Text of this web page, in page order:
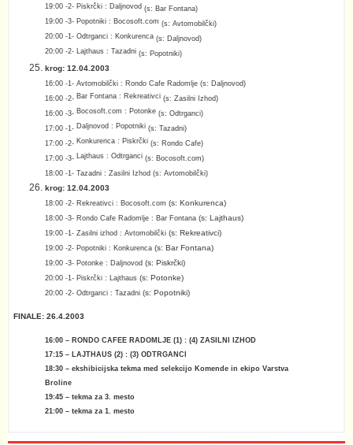
19:00 -2- Piskrčki : Daljnovod (s: Bar Fontana)
19:00 -3- Popotniki : Bocosoft.com (s: Avtomobilčki)
20:00 -1- Odtrganci : Konkurenca (s: Daljnovod)
20:00 -2- Lajthaus : Tazadni (s: Popotniki)
krog: 12.04.2003
16:00 -1- Avtomobilčki : Rondo Cafe Radomlje (s: Daljnovod)
16:00 -2- Bar Fontana : Rekreativci (s: Zasilni Izhod)
16:00 -3- Bocosoft.com : Potonke (s: Odtrganci)
17:00 -1- Daljnovod : Popotniki (s: Tazadni)
17:00 -2- Konkurenca : Piskrčki (s: Rondo Cafe)
17:00 -3- Lajthaus : Odtrganci (s: Bocosoft.com)
18:00 -1- Tazadni : Zasilni Izhod (s: Avtomobilčki)
krog: 12.04.2003
18:00 -2- Rekreativci : Bocosoft.com (s: Konkurenca)
18:00 -3- Rondo Cafe Radomlje : Bar Fontana (s: Lajthaus)
19:00 -1- Zasilni izhod : Avtomobilčki (s: Rekreativci)
19:00 -2- Popotniki : Konkurenca (s: Bar Fontana)
19:00 -3- Potonke : Daljnovod (s: Piskrčki)
20:00 -1- Piskrčki : Lajthaus (s: Potonke)
20:00 -2- Odtrganci : Tazadni (s: Popotniki)
FINALE: 26.4.2003
16:00 – RONDO CAFEE RADOMLJE (1) : (4) ZASILNI IZHOD
17:15 – LAJTHAUS (2) : (3) ODTRGANCI
18:30 – ekshibicijska tekma med selekcijo Komende in ekipo Varstva
Broline
19:45 – tekma za 3. mesto
21:00 – tekma za 1. mesto